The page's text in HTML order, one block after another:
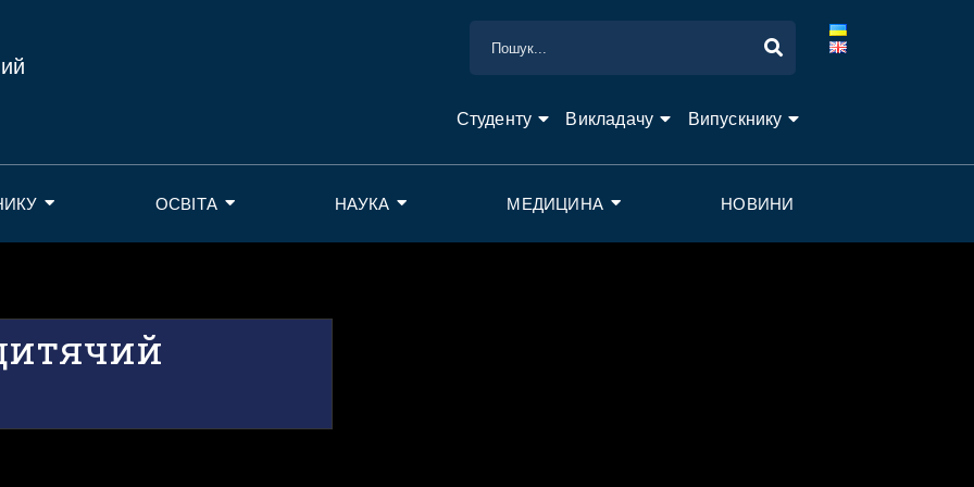
Студенту Викладачу Випускнику
ОСВІТА НАУКА МЕДИЦИНА НОВИНИ